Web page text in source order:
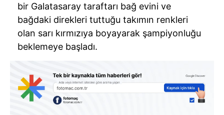
bir Galatasaray taraftarı bağ evini ve
bağdaki direkleri tuttuğu takımın renkleri
olan sarı kırmızıya boyayarak şampiyonluğu
beklemeye başladı.